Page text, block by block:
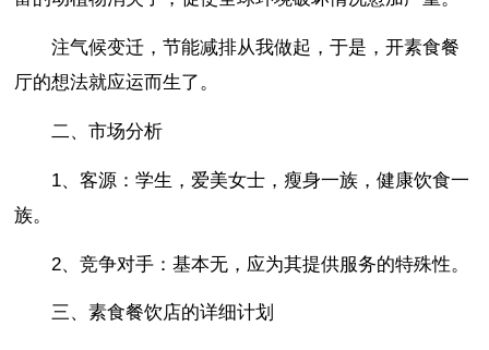
注气候变迁，节能减排从我做起，于是，开素食餐
厅的想法就应运而生了。
二、市场分析
1、客源：学生，爱美女士，瘦身一族，健康饮食一
族。
2、竞争对手：基本无，应为其提供服务的特殊性。
三、素食餐饮店的详细计划